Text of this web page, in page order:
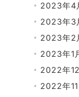
2023年4
2023年3
2023年2
2023年1
2022年
2022年11